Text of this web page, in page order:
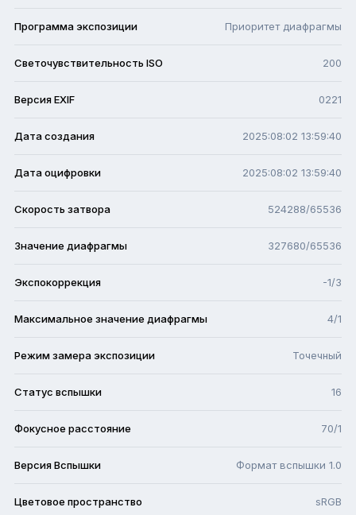
Программа экспозиции Приоритет диафрагмы
Светочувствительность ISO 200
Версия EXIF 0221
Дата создания 2025:08:02 13:59:40
Дата оцифровки 2025:08:02 13:59:40
Скорость затвора 524288/65536
Значение диафрагмы 327680/65536
Экспокоррекция -1/3
Максимальное значение диафрагмы 4/1
Режим замера экспозиции Точечный
Статус вспышки 16
Фокусное расстояние 70/1
Версия Вспышки Формат вспышки 1.0
Цветовое пространство sRGB